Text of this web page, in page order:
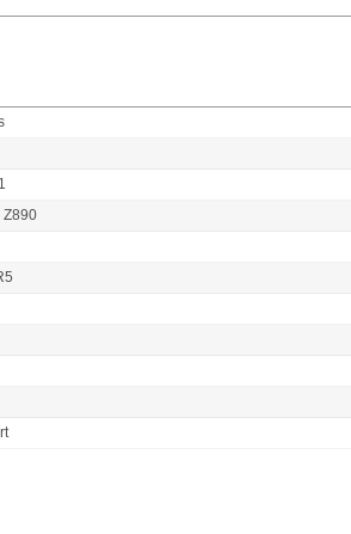
Z890